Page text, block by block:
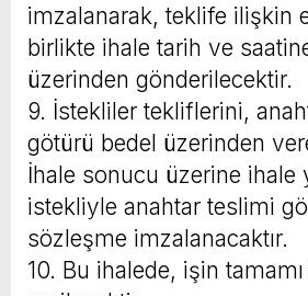
imzalanarak, teklife ilişkin
birlikte ihale tarih ve
üzerinden gönderilecektir.
9. İstekliler tekliflerini,
götürü bedel üzerinden
İhale sonucu üzerine ihale
istekliyle anahtar teslimi
sözleşme imzalanacaktır.
10. Bu ihalede, işin